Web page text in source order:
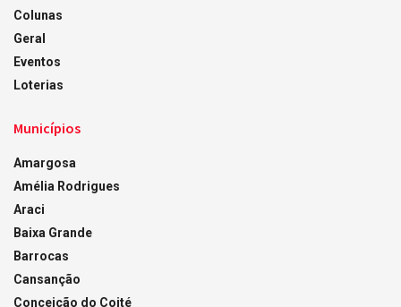
Colunas
Geral
Eventos
Loterias
Municípios
Amargosa
Amélia Rodrigues
Araci
Baixa Grande
Barrocas
Cansanção
Conceição do Coité